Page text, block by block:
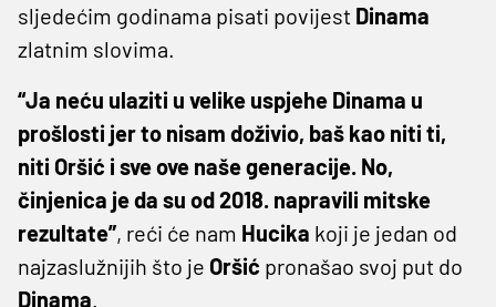
sljedećim godinama pisati povijest Dinama
zlatnim slovima.
“Ja neću ulaziti u velike uspjehe Dinama u
prošlosti jer to nisam doživio, baš kao niti ti,
niti Oršić i sve ove naše generacije. No,
činjenica je da su od 2018. napravili mitske
rezultate”, reći će nam Hucika koji je jedan od
najzaslužnijih što je Oršić pronašao svoj put do
Dinama.